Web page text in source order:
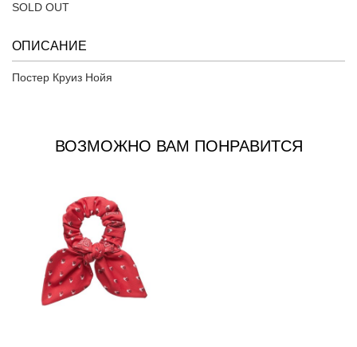
SOLD OUT
ОПИСАНИЕ
Постер Круиз Нойя
ВОЗМОЖНО ВАМ ПОНРАВИТСЯ